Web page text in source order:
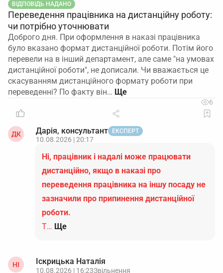
ВІДПОВІДЬ НАДАНО
Переведення працівника на дистанційну роботу:
чи потрібно уточнювати
Доброго дня. При оформлення в наказі працівника
було вказано формат дистанційної роботи. Потім його
перевели на в інший департамент, але саме "на умовах
дистанційної роботи", не дописали. Чи вважається це
скасуванням дистанційного формату роботи при
переведенні? По факту він…
6
ДК Дарія, консультант ЕКСПЕРТ
10.08.2026 | 20:17
Ні, працівник і надалі може працювати
дистанційно, якщо в наказі про
переведення працівника на іншу посаду не
зазначили про припинення дистанційної
роботи.
Т… Ще
НІ Іскрицька Наталія
10.08.2026 | 16:23Звільнення